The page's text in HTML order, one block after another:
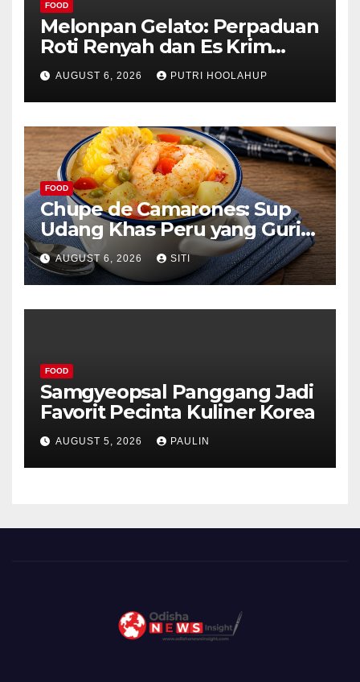
FOOD
Melonpan Gelato: Perpaduan
Roti Renyah dan Es Krim
Lembut yang Menggoda
AUGUST 6, 2026 PUTRI HOOLAHUP
FOOD
Chupe de Camarones: Sup
Udang Khas Peru yang Gurih
Lezat
AUGUST 6, 2026 SITI
FOOD
Samgyeopsal Panggang Jadi
Favorit Pecinta Kuliner Korea
AUGUST 5, 2026 PAULIN